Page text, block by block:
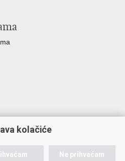
kolačiće
Ne prihvaćam